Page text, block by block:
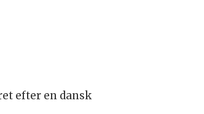
efter en dansk